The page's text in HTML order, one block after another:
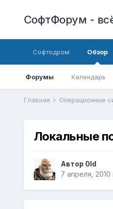
СофтФорум -
Софтодром Обзор
Форумы Календарь
Главная Операционные
Локальные
Автор 0ld
7 апреля, 2010